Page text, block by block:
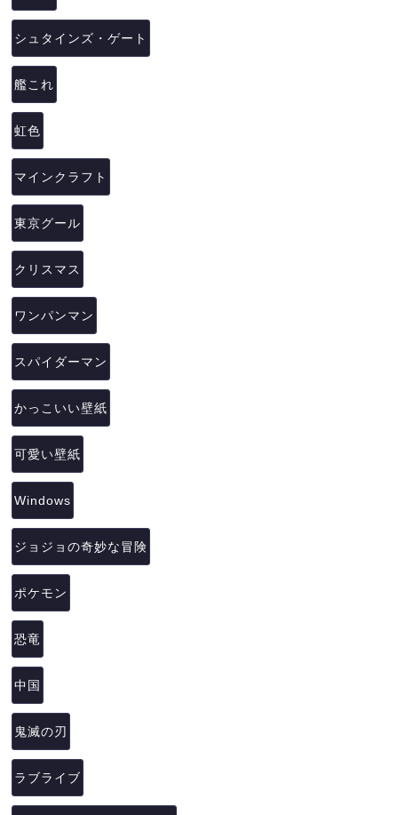
シュタインズ・ゲート
艦これ
虹色
マインクラフト
東京グール
クリスマス
ワンパンマン
スパイダーマン
かっこいい壁紙
可愛い壁紙
Windows
ジョジョの奇妙な冒険
ポケモン
恐竜
中国
鬼滅の刃
ラブライブ